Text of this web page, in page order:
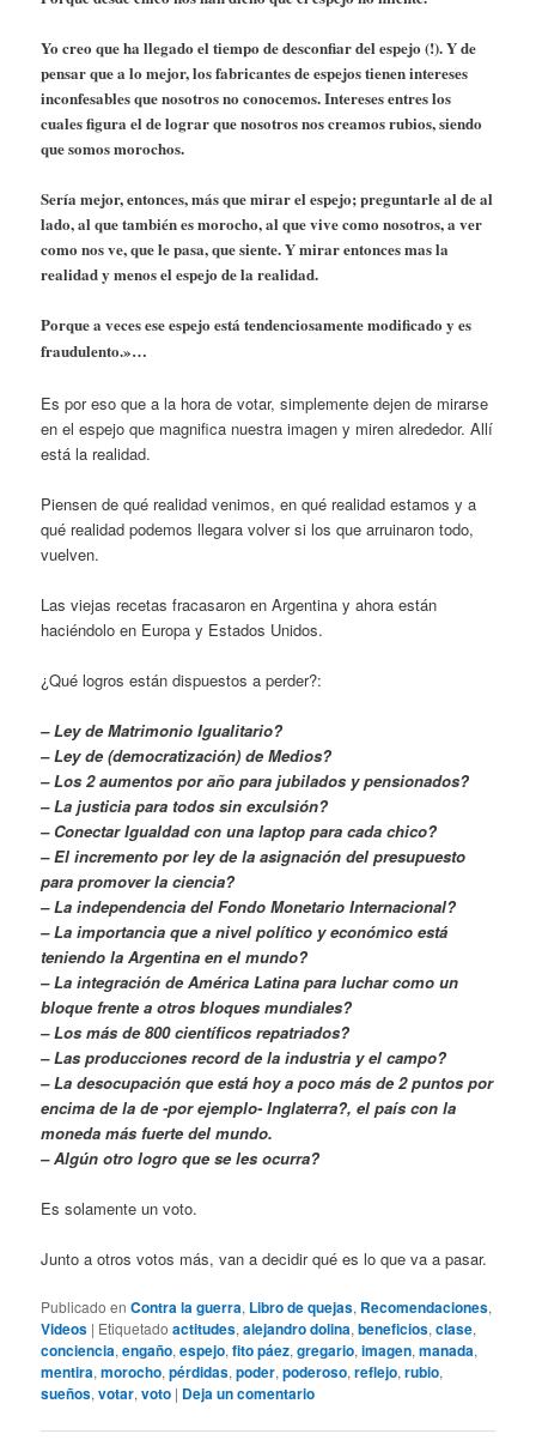
Yo creo que ha llegado el tiempo de desconfiar del espejo (!). Y de
pensar que a lo mejor, los fabricantes de espejos tienen intereses
inconfesables que nosotros no conocemos. Intereses entres los
cuales figura el de lograr que nosotros nos creamos rubios, siendo
que somos morochos.
Sería mejor, entonces, más que mirar el espejo; preguntarle al de al
lado, al que también es morocho, al que vive como nosotros, a ver
como nos ve, que le pasa, que siente. Y mirar entonces mas la
realidad y menos el espejo de la realidad.
Porque a veces ese espejo está tendenciosamente modificado y es
fraudulento.»…
Es por eso que a la hora de votar, simplemente dejen de mirarse
en el espejo que magnifica nuestra imagen y miren alrededor. Allí
está la realidad.
Piensen de qué realidad venimos, en qué realidad estamos y a
qué realidad podemos llegara volver si los que arruinaron todo,
vuelven.
Las viejas recetas fracasaron en Argentina y ahora están
haciéndolo en Europa y Estados Unidos.
¿Qué logros están dispuestos a perder?:
– Ley de Matrimonio Igualitario?
– Ley de (democratización) de Medios?
– Los 2 aumentos por año para jubilados y pensionados?
– La justicia para todos sin exculsión?
– Conectar Igualdad con una laptop para cada chico?
– El incremento por ley de la asignación del presupuesto
para promover la ciencia?
– La independencia del Fondo Monetario Internacional?
– La importancia que a nivel político y económico está
teniendo la Argentina en el mundo?
– La integración de América Latina para luchar como un
bloque frente a otros bloques mundiales?
– Los más de 800 científicos repatriados?
– Las producciones record de la industria y el campo?
– La desocupación que está hoy a poco más de 2 puntos por
encima de la de -por ejemplo- Inglaterra?, el país con la
moneda más fuerte del mundo.
– Algún otro logro que se les ocurra?
Es solamente un voto.
Junto a otros votos más, van a decidir qué es lo que va a pasar.
Publicado en Contra la guerra, Libro de quejas, Recomendaciones,
Videos | Etiquetado actitudes,alejandro dolina,beneficios,clase,
conciencia,engaño,espejo,fito páez,gregario,imagen,manada,
mentira,morocho,pérdidas,poder,poderoso,reflejo,rubio,
sueños,votar,voto | Deja un comentario